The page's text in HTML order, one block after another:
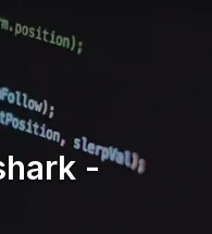
-